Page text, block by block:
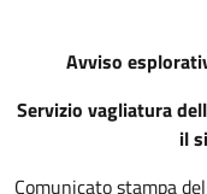
Avviso
Servizio vagliatura
il
Comunicato stampa